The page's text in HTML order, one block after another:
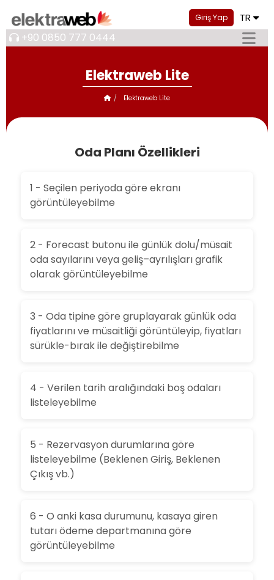
Giriş Yap TR
+90 0850 777 0444
Elektraweb Lite
Elektraweb Lite
Oda Planı Özellikleri
1 - Seçilen periyoda göre ekranı
görüntüleyebilme
2 - Forecast butonu ile günlük dolu/müsait
oda sayılarını veya geliş–ayrılışları grafik
olarak görüntüleyebilme
3 - Oda tipine göre gruplayarak günlük oda
fiyatlarını ve müsaitliği görüntüleyip, fiyatları
sürükle-bırak ile değiştirebilme
4 - Verilen tarih aralığındaki boş odaları
listeleyebilme
5 - Rezervasyon durumlarına göre
listeleyebilme (Beklenen Giriş, Beklenen
Çıkış vb.)
6 - O anki kasa durumunu, kasaya giren
tutarı ödeme departmanına göre
görüntüleyebilme